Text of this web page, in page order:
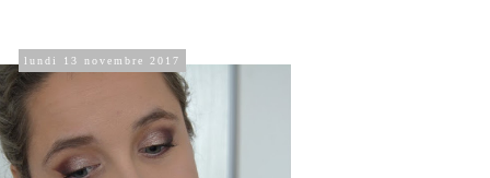
lundi 13 novembre 2017